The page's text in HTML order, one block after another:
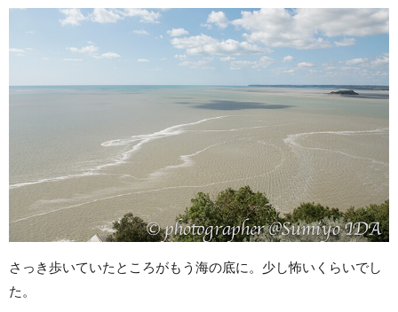
さっき歩いていたところがもう海の底に。少し怖いくらいでし
た。